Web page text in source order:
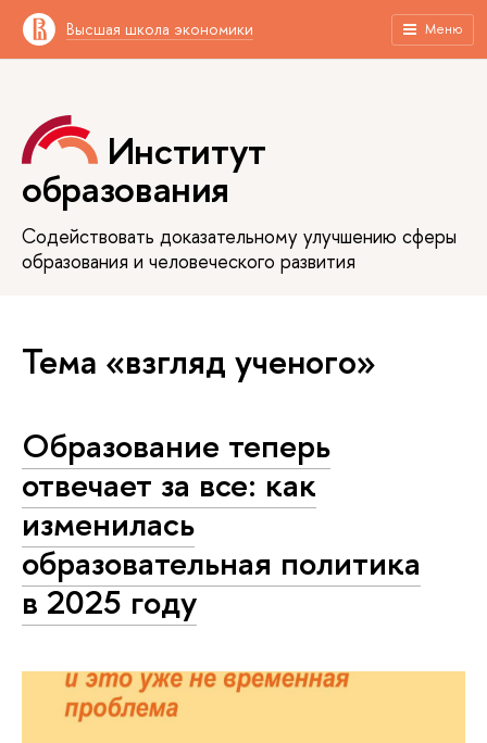
Высшая школа экономики Меню
Институт
образования
Содействовать доказательному улучшению сферы
образования и человеческого развития
Тема «взгляд ученого»
Образование теперь
отвечает за все: как
изменилась
образовательная политика
в 2025 году